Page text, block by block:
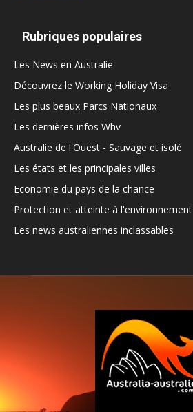
Rubriques populaires
Les News en Australie
Découvrez le Working Holiday Visa
Les plus beaux Parcs Nationaux
Les dernières infos Whv
Australie de l'Ouest - Sauvage et isolé
Les états et les principales villes
Economie du pays de la chance
Protection et atteinte à l'environnement
Les news australiennes inclassables